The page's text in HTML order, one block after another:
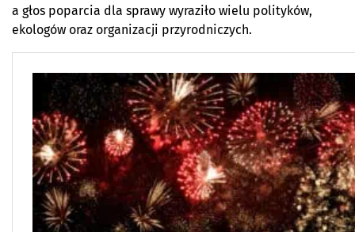
a głos poparcia dla sprawy wyraziło wielu polityków,
ekologów oraz organizacji przyrodniczych.